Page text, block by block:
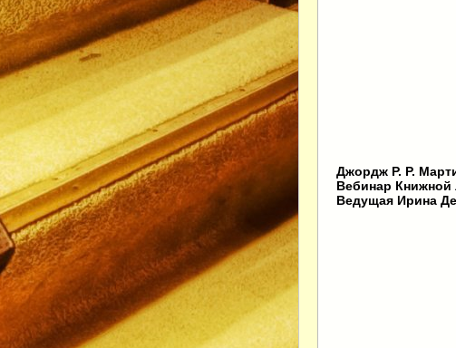
Джордж Р. Р.
Вебинар Книжной
Ведущая Ирина